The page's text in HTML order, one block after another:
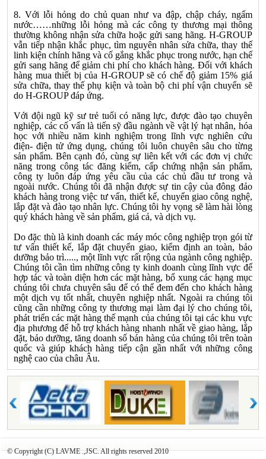
8. Với lỗi hỏng do chủ quan như va đập, chập cháy, ngấm
nước……những lỗi hỏng mà các công ty thương mại thông
thường không nhận sửa chữa hoặc gửi sang hãng. H-GROUP
vẫn tiếp nhận khắc phục, tìm nguyên nhân sửa chữa, thay thế
linh kiện chính hãng và cố gắng khắc phục trong nước, hạn chế
gửi sang hãng để giảm chi phí cho khách hàng. Đối với khách
hàng mua thiết bị của H-GROUP sẽ có chế độ giảm 15% giá
sửa chữa, thay thế phụ kiện và toàn bộ chi phí vận chuyển sẽ
do H-GROUP đáp ứng.
Với đội ngũ kỹ sư trẻ tuổi có năng lực, được đào tạo chuyên
nghiệp, các cố vấn là tiến sỹ đầu ngành về vật lý hạt nhân, hóa
học với nhiều năm kinh nghiệm trong lĩnh vực nghiên cứu
điện- điện tử ứng dụng, chúng tôi luôn chuyên sâu cho từng
sản phẩm. Bên cạnh đó, cùng sự liên kết với các đơn vị chức
năng trong công tác đăng kiểm, cấp chứng nhận sản phẩm,
công ty luôn đáp ứng yêu cầu của các chủ đầu tư trong và
ngoài nước. Chúng tôi đã nhận được sự tin cậy của đông đảo
khách hàng trong việc tư vấn, thiết kế, chuyển giao công nghệ,
lắp đặt và đào tạo nhân lực. Chúng tôi hy vọng sẽ làm hài lòng
quý khách hàng về sản phẩm, giá cả, và dịch vụ.
Do đặc thù là kinh doanh các máy móc công nghiệp trọn gói từ
tư vấn thiết kế, lắp đặt chuyển giao, kiểm định an toàn, bảo
dưỡng bảo trì....., một lĩnh vực rất rộng của ngành công nghiệp.
Chúng tôi cần tìm những công ty kinh doanh cùng lĩnh vực để
hợp tác và toàn diện hơn các mặt hàng, bổ xung các hạng mục
chúng tôi chưa chuyên sâu để có thể đem đến cho khách hàng
một dịch vụ tốt nhất, chuyên nghiệp nhất. Ngoài ra chúng tôi
cũng cần những công ty thương mại làm đại lý cho chúng tôi,
phát triển các mặt hàng thế mạnh của chúng tôi tại các khu vực
địa phương để hỗ trợ khách hàng nhanh nhất về giao hàng, lắp
đặt, bảo dưỡng, tăng doanh số bán hàng của chúng tôi trên toàn
quốc và giúp khách hàng tiếp cận gần nhất với những công
nghệ cao của châu Âu.
© Copyright (C) LAVME .,JSC. All rights reserved 2010